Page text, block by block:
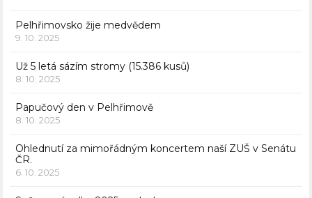
Pelhřimovsko žije medvědem
9. 10. 2025
Už 5 letá sázím stromy (15.386 kusů)
8. 10. 2025
Papučový den v Pelhřimově
8. 10. 2025
Ohlednutí za mimořádným koncertem naší ZUŠ v Senátu
ČR.
6. 10. 2025